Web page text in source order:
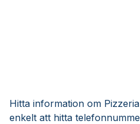
Hitta information om
enkelt att hitta